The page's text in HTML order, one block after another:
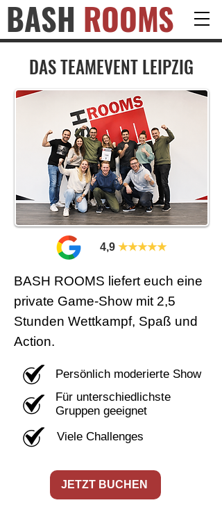
BASH ROOMS
DAS TEAMEVENT LEIPZIG
4,9 ★★★★★
BASH ROOMS liefert euch eine
private Game-Show mit 2,5
Stunden Wettkampf, Spaß und
Action.
Persönlich moderierte Show
Für unterschiedlichste
Gruppen geeignet
Viele Challenges
JETZT BUCHEN